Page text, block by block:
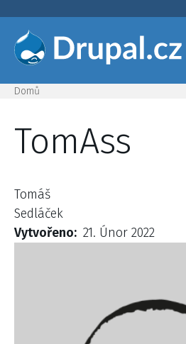
hlavnímu
obsahu
navigace
Domů
TomAss
Tomáš
Sedláček
Vytvořeno
21. Únor 2022